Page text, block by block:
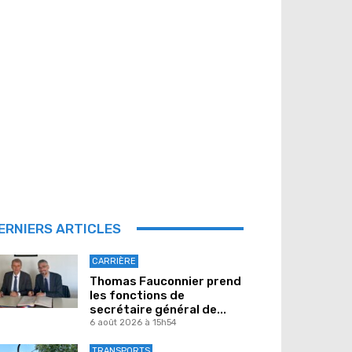
ARTICLES
CARRIÈRE
Thomas Fauconnier prend
les fonctions de
secrétaire général de...
6 août 2026 à 15h54